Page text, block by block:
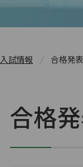
入試情報 合格発表
合格